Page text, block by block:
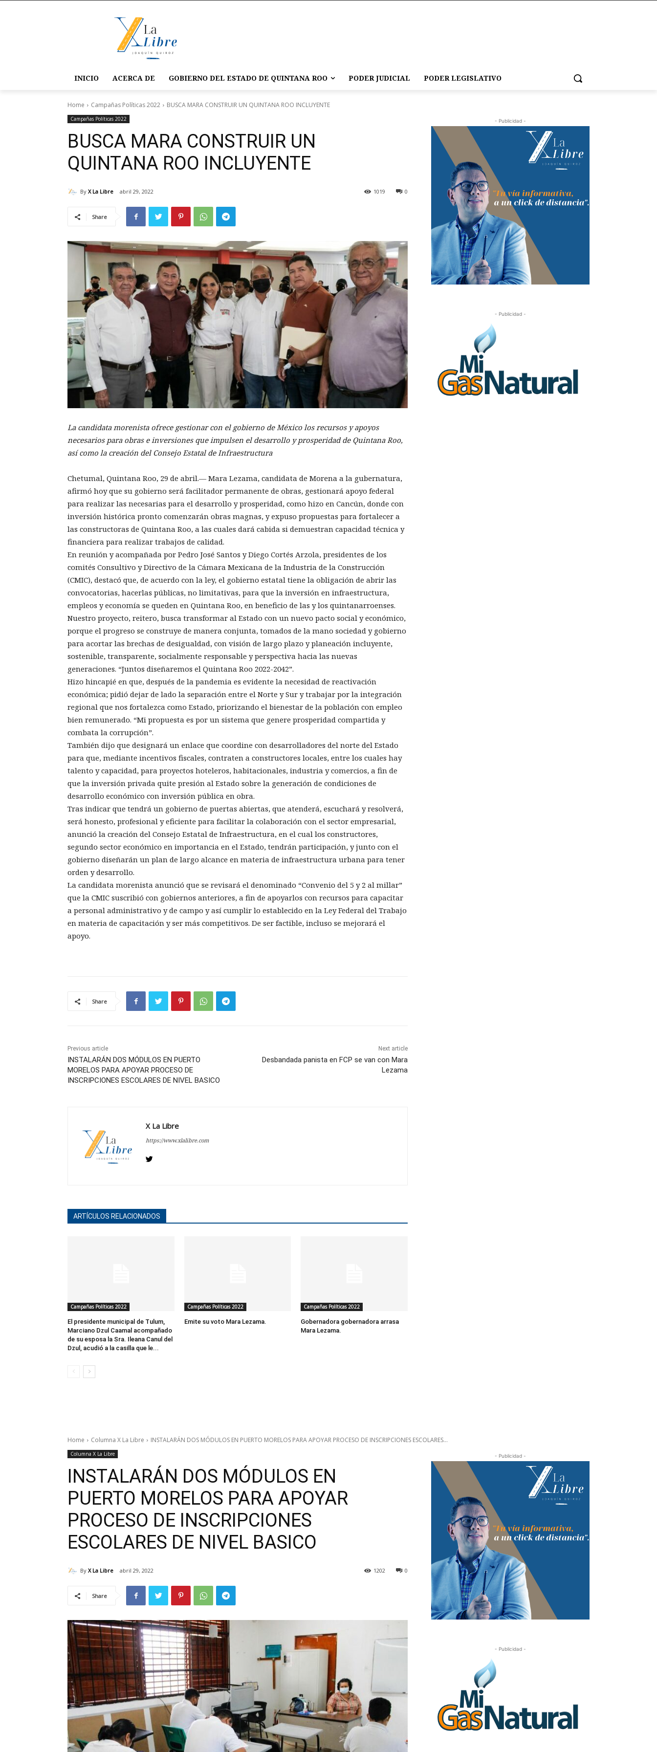
INICIO ACERCA DE GOBIERNO DEL ESTADO DE QUINTANA ROO PODER JUDICIAL PODER LEGISLATIVO
Home Campañas Políticas 2022 BUSCA MARA CONSTRUIR UN QUINTANA ROO INCLUYENTE
Campañas Políticas 2022
BUSCA MARA CONSTRUIR UN
QUINTANA ROO INCLUYENTE
By X La Libre abril 29, 2022 0
1019
Share
La candidata morenista ofrece gestionar con el gobierno de México los recursos y apoyos
necesarios para obras e inversiones que impulsen el desarrollo y prosperidad de Quintana Roo,
así como la creación del Consejo Estatal de Infraestructura
Chetumal, Quintana Roo, 29 de abril.— Mara Lezama, candidata de Morena a la gubernatura,
afirmó hoy que su gobierno será facilitador permanente de obras, gestionará apoyo federal
para realizar las necesarias para el desarrollo y prosperidad, como hizo en Cancún, donde con
inversión histórica pronto comenzarán obras magnas, y expuso propuestas para fortalecer a
las constructoras de Quintana Roo, a las cuales dará cabida si demuestran capacidad técnica y
financiera para realizar trabajos de calidad.
En reunión y acompañada por Pedro José Santos y Diego Cortés Arzola, presidentes de los
comités Consultivo y Directivo de la Cámara Mexicana de la Industria de la Construcción
(CMIC), destacó que, de acuerdo con la ley, el gobierno estatal tiene la obligación de abrir las
convocatorias, hacerlas públicas, no limitativas, para que la inversión en infraestructura,
empleos y economía se queden en Quintana Roo, en beneficio de las y los quintanarroenses.
Nuestro proyecto, reitero, busca transformar al Estado con un nuevo pacto social y económico,
porque el progreso se construye de manera conjunta, tomados de la mano sociedad y gobierno
para acortar las brechas de desigualdad, con visión de largo plazo y planeación incluyente,
sostenible, transparente, socialmente responsable y perspectiva hacia las nuevas
generaciones. “Juntos diseñaremos el Quintana Roo 2022-2042”.
Hizo hincapié en que, después de la pandemia es evidente la necesidad de reactivación
económica; pidió dejar de lado la separación entre el Norte y Sur y trabajar por la integración
regional que nos fortalezca como Estado, priorizando el bienestar de la población con empleo
bien remunerado. “Mi propuesta es por un sistema que genere prosperidad compartida y
combata la corrupción”.
También dijo que designará un enlace que coordine con desarrolladores del norte del Estado
para que, mediante incentivos fiscales, contraten a constructores locales, entre los cuales hay
talento y capacidad, para proyectos hoteleros, habitacionales, industria y comercios, a fin de
que la inversión privada quite presión al Estado sobre la generación de condiciones de
desarrollo económico con inversión pública en obra.
Tras indicar que tendrá un gobierno de puertas abiertas, que atenderá, escuchará y resolverá,
será honesto, profesional y eficiente para facilitar la colaboración con el sector empresarial,
anunció la creación del Consejo Estatal de Infraestructura, en el cual los constructores,
segundo sector económico en importancia en el Estado, tendrán participación, y junto con el
gobierno diseñarán un plan de largo alcance en materia de infraestructura urbana para tener
orden y desarrollo.
La candidata morenista anunció que se revisará el denominado “Convenio del 5 y 2 al millar”
que la CMIC suscribió con gobiernos anteriores, a fin de apoyarlos con recursos para capacitar
a personal administrativo y de campo y así cumplir lo establecido en la Ley Federal del Trabajo
en materia de capacitación y ser más competitivos. De ser factible, incluso se mejorará el
apoyo.
Share
Previous article
INSTALARÁN DOS MÓDULOS EN PUERTO
MORELOS PARA APOYAR PROCESO DE
INSCRIPCIONES ESCOLARES DE NIVEL BASICO
Next article
Desbandada panista en FCP se van con Mara
Lezama
X La Libre
https://www.xlalibre.com
ARTÍCULOS RELACIONADOS
Campañas Políticas 2022
El presidente municipal de Tulum,
Marciano Dzul Caamal acompañado
de su esposa la Sra. Ileana Canul del
Dzul, acudió a la casilla que le...
Campañas Políticas 2022
Emite su voto Mara Lezama.
Campañas Políticas 2022
Gobernadora gobernadora arrasa
Mara Lezama.
- Publicidad -
- Publicidad -